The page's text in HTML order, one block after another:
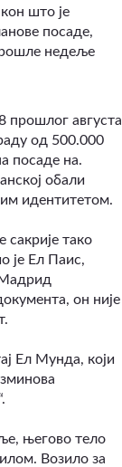
што је
посаде,
недеље
прошлог августа
од 500.000
посаде на.
обали
идентитетом.
сакрије тако
је Ел Паис,
Мадрид
он није
Ел Мунда, који
његово тело
Возило за